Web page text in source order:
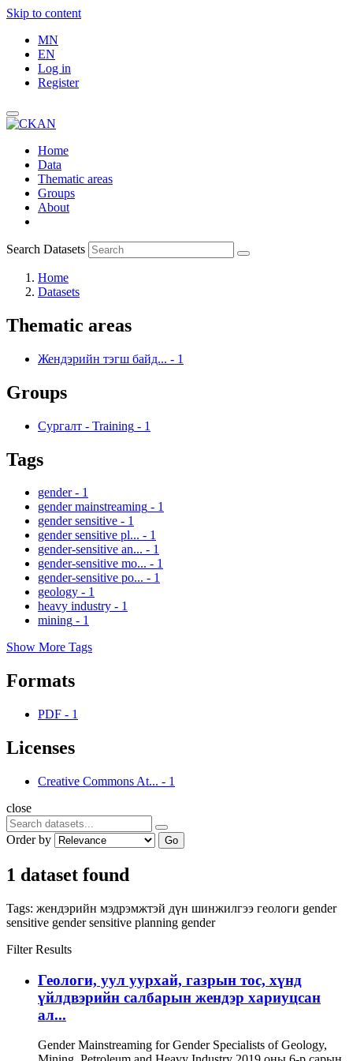
Skip to content
MN
EN
Log in
Register
Home
Data
Thematic areas
Groups
About
Search Datasets
Home
Datasets
Thematic areas
Жендэрийн тэгш байд... - 1
Groups
Сургалт - Training - 1
Tags
gender - 1
gender mainstreaming - 1
gender sensitive - 1
gender sensitive pl... - 1
gender-sensitive an... - 1
gender-sensitive mo... - 1
gender-sensitive po... - 1
geology - 1
heavy industry - 1
mining - 1
Show More Tags
Formats
PDF - 1
Licenses
Creative Commons At... - 1
close
Order by Go
1 dataset found
Tags: жендэрийн мэдрэмжтэй дүн шинжилгээ геологи gender
sensitive gender sensitive planning gender
Filter Results
Геологи, уул уурхай, газрын тос, хүнд
үйлдвэрийн салбарын жендэр хариуцсан
ал...
Gender Mainstreaming for Gender Specialists of Geology,